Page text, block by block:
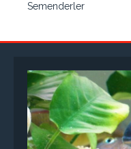
Semenderler